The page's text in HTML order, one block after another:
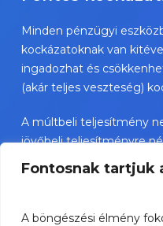
Fontosnak tartjuk
A böngészési élmény
Minden pénzügyi
kockázatoknak van
ingadozhat és
(akár teljes veszteség)
A múltbeli teljesítmény
jövőbeli teljesítményre
jövőbeli sikereket.
függ és változhat.